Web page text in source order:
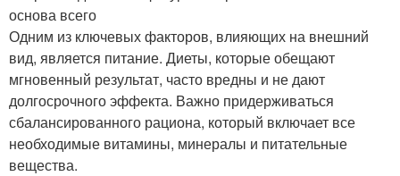
основа всего
Одним из ключевых факторов, влияющих на внешний
вид, является питание. Диеты, которые обещают
мгновенный результат, часто вредны и не дают
долгосрочного эффекта. Важно придерживаться
сбалансированного рациона, который включает все
необходимые витамины, минералы и питательные
вещества.